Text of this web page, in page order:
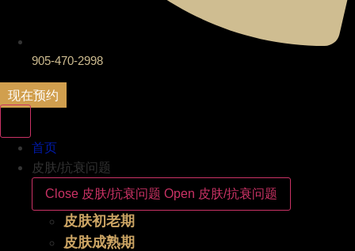
905-470-2998
现在预约
首页
皮肤/抗衰问题
Close 皮肤/抗衰问题 Open 皮肤/抗衰问题
皮肤初老期
皮肤成熟期